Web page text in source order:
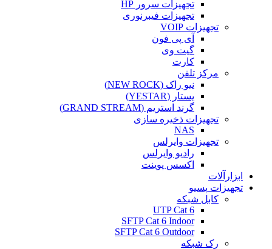
تجهیزات سرور HP
تجهیزات فیبرنوری
تجهیزات VOIP
آی پی فون
گیت وی
کارت
مرکز تلفن
نیو راک (NEW ROCK)
یستار (YESTAR)
گرند استریم (GRAND STREAM)
تجهیزات ذخیره سازی
NAS
تجهیزات وایرلس
رادیو وایرلس
اکسس پوینت
ابزارآلات
تجهیزات پسیو
کابل شبکه
UTP Cat 6
SFTP Cat 6 Indoor
SFTP Cat 6 Outdoor
رک شبکه